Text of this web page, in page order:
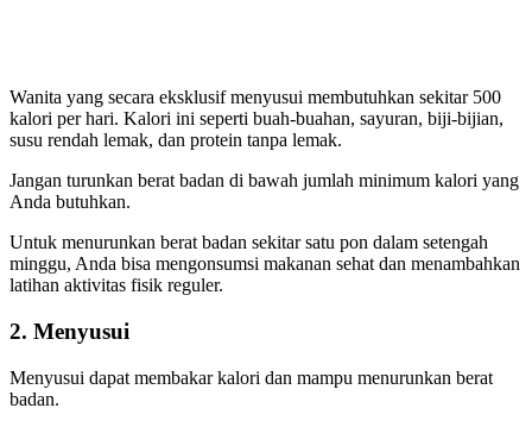
Wanita yang secara eksklusif menyusui membutuhkan sekitar 500
kalori per hari. Kalori ini seperti buah-buahan, sayuran, biji-bijian,
susu rendah lemak, dan protein tanpa lemak.
Jangan turunkan berat badan di bawah jumlah minimum kalori yang
Anda butuhkan.
Untuk menurunkan berat badan sekitar satu pon dalam setengah
minggu, Anda bisa mengonsumsi makanan sehat dan menambahkan
latihan aktivitas fisik reguler.
2. Menyusui
Menyusui dapat membakar kalori dan mampu menurunkan berat
badan.